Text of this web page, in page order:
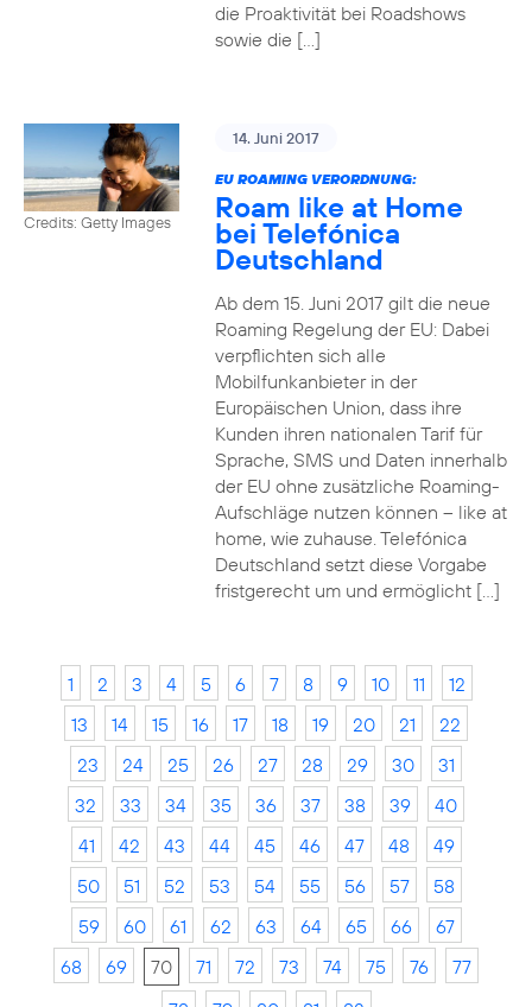
die Proaktivität bei Roadshows
sowie die […]
Credits: Getty Images
14. Juni 2017
EU ROAMING VERORDNUNG:
Roam like at Home
bei Telefónica
Deutschland
Ab dem 15. Juni 2017 gilt die neue
Roaming Regelung der EU: Dabei
verpflichten sich alle
Mobilfunkanbieter in der
Europäischen Union, dass ihre
Kunden ihren nationalen Tarif für
Sprache, SMS und Daten innerhalb
der EU ohne zusätzliche Roaming-
Aufschläge nutzen können – like at
home, wie zuhause. Telefónica
Deutschland setzt diese Vorgabe
fristgerecht um und ermöglicht […]
1 2 3 4 5 6 7 8 9 10 11
12
13
14 15 16 17 18 19 20 21
22
23
24 25 26 27 28 29 30
31
32
33 34 35 36 37 38 39
40
41
42 43 44 45 46 47 48
49
50
51 52 53 54 55 56 57
58
59
60 61 62 63 64 65 66
67
68
69 70 71 72 73 74 75 76
77